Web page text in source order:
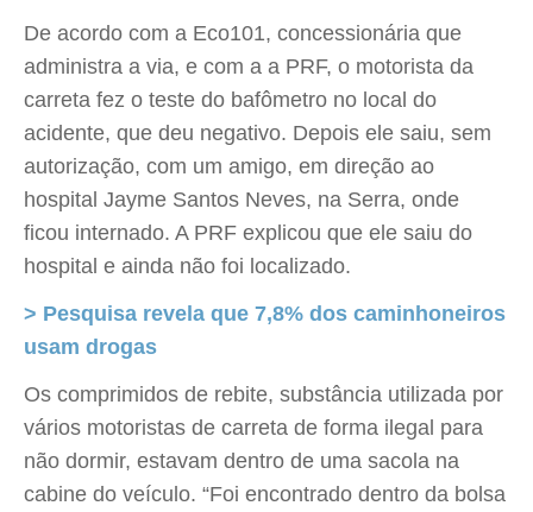
De acordo com a Eco101, concessionária que
administra a via, e com a a PRF, o motorista da
carreta fez o teste do bafômetro no local do
acidente, que deu negativo. Depois ele saiu, sem
autorização, com um amigo, em direção ao
hospital Jayme Santos Neves, na Serra, onde
ficou internado. A PRF explicou que ele saiu do
hospital e ainda não foi localizado.
> Pesquisa revela que 7,8% dos caminhoneiros
usam drogas
Os comprimidos de rebite, substância utilizada por
vários motoristas de carreta de forma ilegal para
não dormir, estavam dentro de uma sacola na
cabine do veículo. “Foi encontrado dentro da bolsa